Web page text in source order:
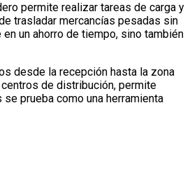
permite realizar tareas de carga y
trasladar mercancías pesadas sin
un ahorro de tiempo, sino también
desde la recepción hasta la zona
de distribución, permite
prueba como una herramienta